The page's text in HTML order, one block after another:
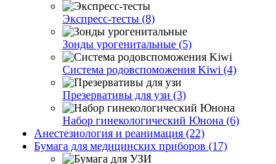
Экспресс-тесты (8)
Зонды урогенитальные (5)
Система родовспоможения Kiwi (4)
Презервативы для узи (3)
Набор гинекологический Юнона (6)
Анестезиология и реанимация (22)
Бумага для медицинских приборов (17)